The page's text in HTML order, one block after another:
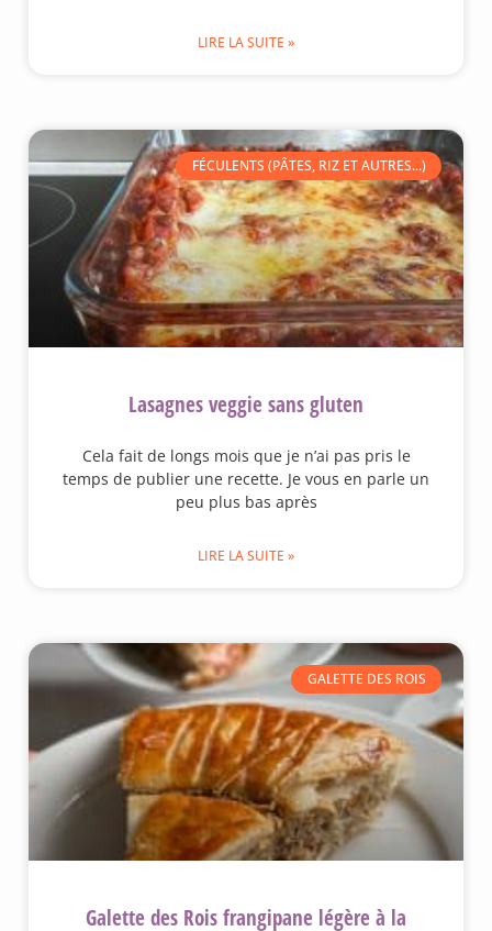
LIRE LA SUITE »
FÉCULENTS (PÂTES, RIZ ET AUTRES...)
Lasagnes veggie sans gluten
Cela fait de longs mois que je n’ai pas pris le
temps de publier une recette. Je vous en parle un
peu plus bas après
LIRE LA SUITE »
GALETTE DES ROIS
Galette des Rois frangipane légère à la